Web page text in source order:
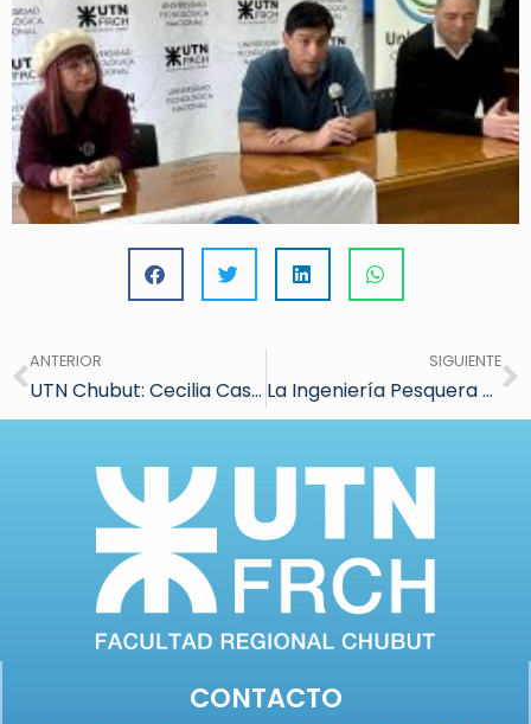
ANTERIOR
UTN Chubut: Cecilia Castaños y el CIDAPAL- UTN fueron reconocidos por el Municipio de Puerto Madryn en el ”Día del Investigador Científico”.
SIGUIENTE
La Ingeniería Pesquera dio un paso clave para ser reconocida como profesión de interés público.
CONTACTO